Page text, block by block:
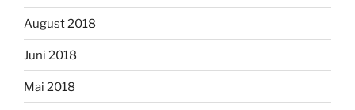
August 2018
Juni 2018
Mai 2018